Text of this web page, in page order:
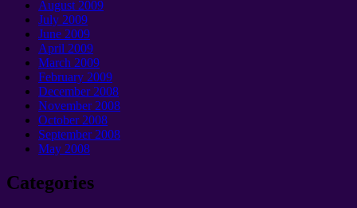
August 2009
July 2009
June 2009
April 2009
March 2009
February 2009
December2008
November2008
October2008
September 2008
May 2008
Categories